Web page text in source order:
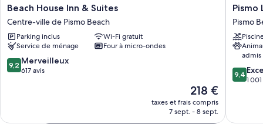
Beach
House
Inn
&
Suites
Centre-
ville
Beach House Inn & Suites
Centre-ville de Pismo Beach
Parking inclus
Wi-Fi gratuit
Service de ménage
Four à micro-ondes
9.2
sur
9,2 Merveilleux
617 avis
Le
nouveau
prix
218 €
taxes et frais compris
7 sept. - 8 sept.
Pismo
Suites
Pismo
Beach
Pismo
Pismo
admis
9.4
sur
9,4
1